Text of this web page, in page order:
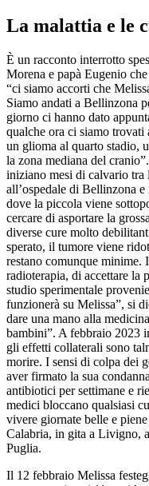
La malattia e le
È un racconto interrotto
Morena e papà Eugenio
“ci siamo accorti che
Siamo andati a Bellinzona
giorno ci hanno dato
qualche ora ci siamo
un glioma al quarto stadio,
la zona mediana del
iniziano mesi di calvario
all’ospedale di Bellinzona
dove la piccola viene
cercare di asportare la
diverse cure molto
sperato, il tumore viene
restano comunque minime.
radioterapia, di accettare la
studio sperimentale
funzionerà su Melissa”, si
dare una mano alla
bambini”. A febbraio 2023
gli effetti collaterali sono
morire. I sensi di colpa dei
aver firmato la sua
antibiotici per settimane e
medici bloccano qualsiasi
vivere giornate belle e
Calabria, in gita a Livigno,
Puglia.
Il 12 febbraio Melissa